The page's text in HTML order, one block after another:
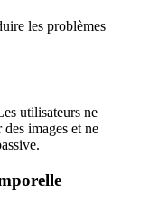
les problèmes
utilisateurs ne
images et ne